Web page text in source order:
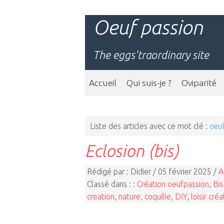
Oeuf passion
The eggs'traordinary site
Accueil Qui suis-je ? Oviparité
Liste des articles avec ce mot clé :
Eclosion (bis)
Rédigé par : Didier / 05 février 2025 /
Classé dans : : Création oeufpassion
creation nature coquille DIY, loisir